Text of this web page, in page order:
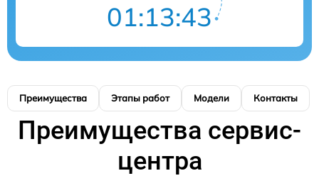
01:13:42
Преимущества Этапы работ Модели Контакты
Преимущества сервис-
центра